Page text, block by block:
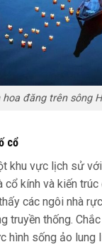
hoa đăng trên sông
cổ
khu vực lịch sử
cổ kính và kiến
các ngôi nhà
truyền thống.
hình sống ảo lung